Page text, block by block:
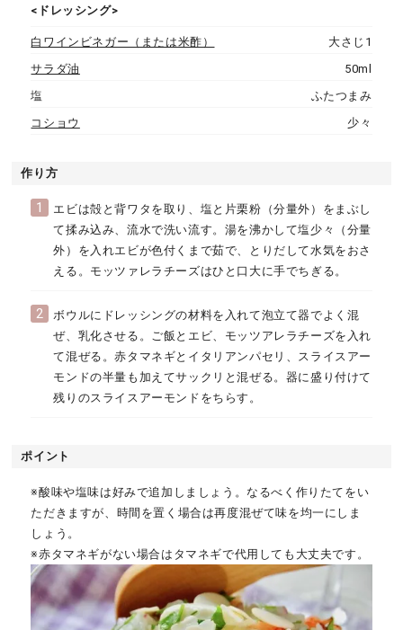
<ドレッシング>
白ワインビネガー（または米酢）
大さじ1
サラダ油
50ml
塩
ふたつまみ
コショウ
少々
作り方
1
エビは殻と背ワタを取り、塩と片栗粉（分量外）をまぶし
て揉み込み、流水で洗い流す。湯を沸かして塩少々（分量
外）を入れエビが色付くまで茹で、とりだして水気をおさ
える。モッツァレラチーズはひと口大に手でちぎる。
2
ボウルにドレッシングの材料を入れて泡立て器でよく混
ぜ、乳化させる。ご飯とエビ、モッツアレラチーズを入れ
て混ぜる。赤タマネギとイタリアンパセリ、スライスアー
モンドの半量も加えてサックリと混ぜる。器に盛り付けて
残りのスライスアーモンドをちらす。
ポイント
※酸味や塩味は好みで追加しましょう。なるべく作りたてをい
ただきますが、時間を置く場合は再度混ぜて味を均一にしま
しょう。
※赤タマネギがない場合はタマネギで代用しても大丈夫です。